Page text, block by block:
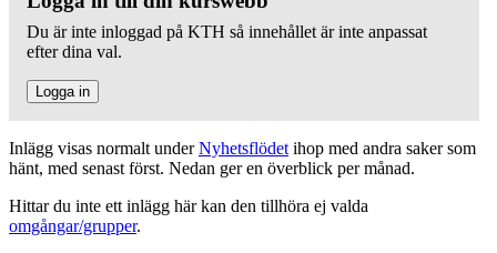
Du är inte inloggad på KTH så innehållet är inte anpassat
efter dina val.
Logga in
Inlägg visas normalt underNyhetsflödet ihop med andra saker som
hänt, med senast först. Nedan ger en överblick per månad.
Hittar du inte ett inlägg här kan den tillhöra ej valda
omgångar/grupper.